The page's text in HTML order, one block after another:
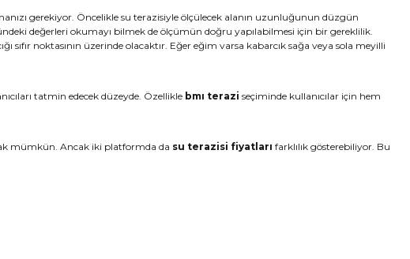
gerekiyor. Öncelikle su terazisiyle ölçülecek alanın uzunluğunun düzgün
değerleri okumayı bilmek de ölçümün doğru yapılabilmesi için bir gereklilik.
noktasının üzerinde olacaktır. Eğer eğim varsa kabarcık sağa veya sola meyilli
tatmin edecek düzeyde. Özellikle bmı terazi seçiminde kullanıcılar için hem
mümkün. Ancak iki platformda da su terazisi fiyatları farklılık gösterebiliyor. Bu